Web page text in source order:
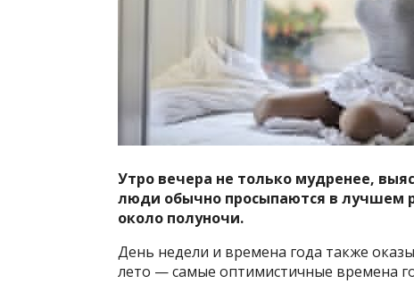
Утро вечера не только мудренее,
люди обычно просыпаются в лучшем
около полуночи.
День недели и времена года также
лето — самые оптимистичные времена